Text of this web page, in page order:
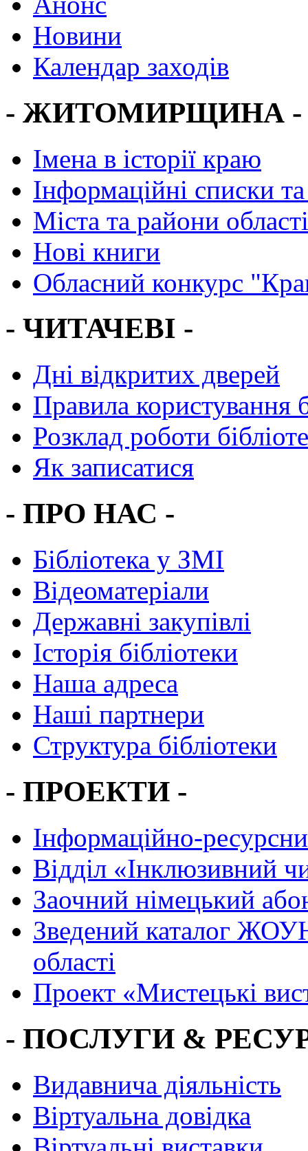
Новини
Календар заходів
- ЖИТОМИРЩИНА -
Імена в історії краю
Інформаційні списки
Міста та райони області
Нові книги
Обласний конкурс
- ЧИТАЧЕВІ -
Дні відкритих дверей
Правила користування
Розклад роботи
Як записатися
- ПРО НАС -
Бібліотека у ЗМІ
Відеоматеріали
Державні закупівлі
Історія бібліотеки
Наша адреса
Наші партнери
Структура бібліотеки
- ПРОЕКТИ -
Інформаційно-
Вiддiл «Інклюзивний
Заочний німецький
Зведений каталог
області
Проект «Мистецькі
- ПОСЛУГИ &
Видавнича діяльність
Віртуальна довідка